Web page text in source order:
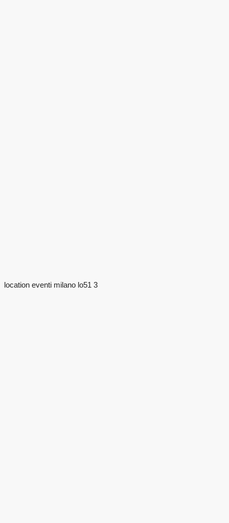
location eventi milano lo51 3